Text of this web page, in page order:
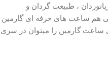
، طبیعت گردان و
هم ساعت های حرفه ای گارمین
ساعت گارمین را میتوان در سری